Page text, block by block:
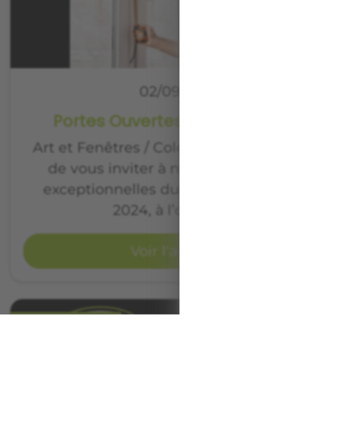
02/09/2024
Portes Ouvertes Art et Fenêtres
Art et Fenêtres / Color Fenêtre a le plaisir
de vous inviter à nos portes ouvertes
exceptionnelles du 11 au 14 septembre
2024, à l’occasion…
Voir l'article